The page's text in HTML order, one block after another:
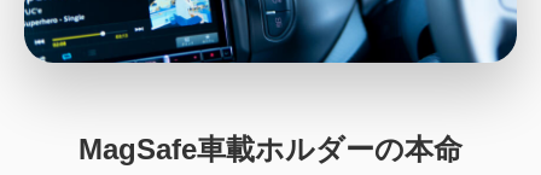
ガイド ニュース オーディオ 周辺機器
MagSafe車載ホルダーの本命